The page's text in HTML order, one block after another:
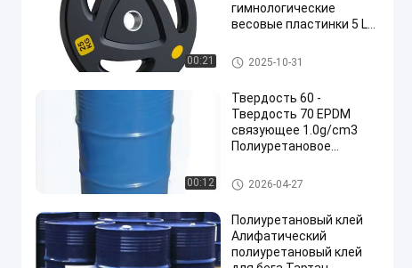
00:21
гимнологические
весовые пластинки 5 LB
Три-прицепные весовые
пластинки
резиновые плиты веса
2025-10-31
00:12
Твердость 60 -
Твердость 70 EPDM
связующее 1.0g/cm3
Полиуретановое
клей pu2026-04-27
Полиуретановый клей
Алифатический
полиуретановый клей